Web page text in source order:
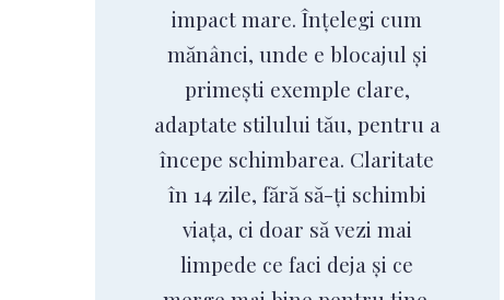
impact mare. Înțelegi cum
mănânci, unde e blocajul și
primești exemple clare,
adaptate stilului tău, pentru a
începe schimbarea. Claritate
în 14 zile, fără să-ți schimbi
viața, ci doar să vezi mai
limpede ce faci deja și ce